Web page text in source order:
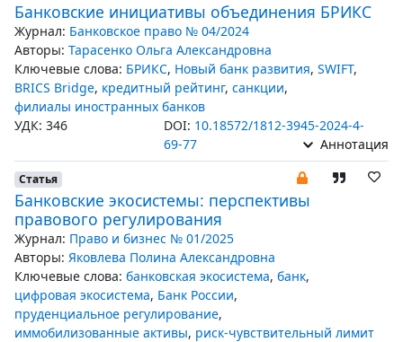
Банковские инициативы объединения БРИКС
Журнал: Банковское право № 04/2024
Авторы: Тарасенко Ольга Александровна
Ключевые слова: БРИКС, Новый банк развития, SWIFT,
BRICS Bridge, кредитный рейтинг, санкции,
филиалы иностранных банков
УДК: 346
DOI: 10.18572/1812-3945-2024-4-
69-77
Аннотация
Статья
Банковские экосистемы: перспективы
правового регулирования
Журнал: Право и бизнес № 01/2025
Авторы: Яковлева Полина Александровна
Ключевые слова: банковская экосистема, банк,
цифровая экосистема, Банк России,
пруденциальное регулирование,
иммобилизованные активы, риск-чувствительный лимит